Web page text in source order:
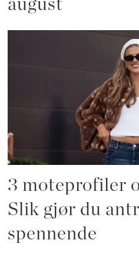
august
3 moteprofiler
Slik gjør du
spennende